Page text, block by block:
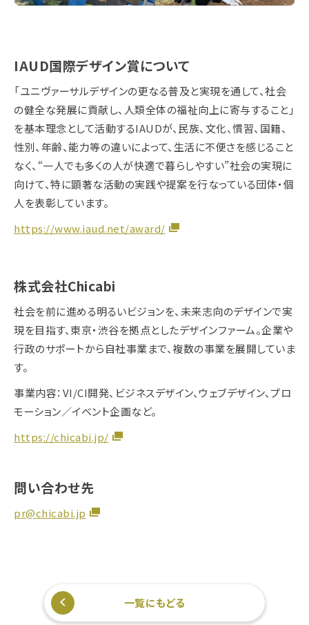
IAUD国際デザイン賞について
「ユニヴァーサルデザインの更なる普及と実現を通して、社会
の健全な発展に貢献し、人類全体の福祉向上に寄与すること」
を基本理念として活動するIAUDが、民族、文化、慣習、国籍、
性別、年齢、能力等の違いによって、生活に不便さを感じること
なく、“一人でも多くの人が快適で暮らしやすい”社会の実現に
向けて、特に顕著な活動の実践や提案を行なっている団体・個
人を表彰しています。
https://www.iaud.net/award/
株式会社Chicabi
社会を前に進める明るいビジョンを、未来志向のデザインで実
現を目指す、東京・渋谷を拠点としたデザインファーム。企業や
行政のサポートから自社事業まで、複数の事業を展開していま
す。
事業内容：VI/CI開発、ビジネスデザイン、ウェブデザイン、プロ
モーション／イベント企画など。
https://chicabi.jp/
問い合わせ先
pr@chicabi.jp
一覧にもどる